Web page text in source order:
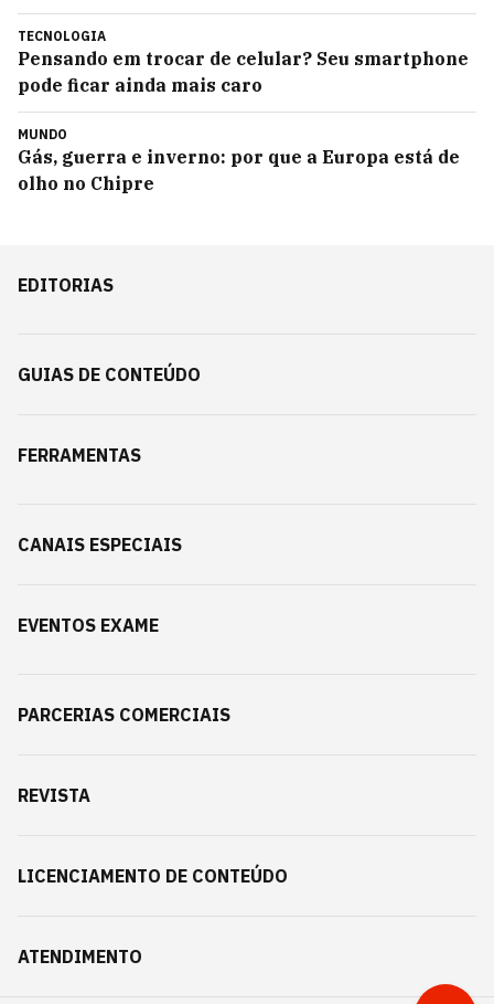
TECNOLOGIA
Pensando em trocar de celular? Seu smartphone
pode ficar ainda mais caro
MUNDO
Gás, guerra e inverno: por que a Europa está de
olho no Chipre
EDITORIAS
GUIAS DE CONTEÚDO
FERRAMENTAS
CANAIS ESPECIAIS
EVENTOS EXAME
PARCERIAS COMERCIAIS
REVISTA
LICENCIAMENTO DE CONTEÚDO
ATENDIMENTO